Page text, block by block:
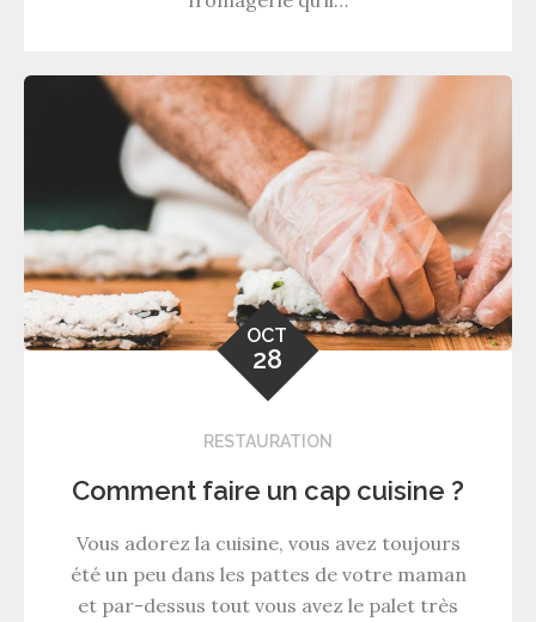
OCT
28
RESTAURATION
Comment faire un cap cuisine ?
Vous adorez la cuisine, vous avez toujours
été un peu dans les pattes de votre maman
et par-dessus tout vous avez le palet très